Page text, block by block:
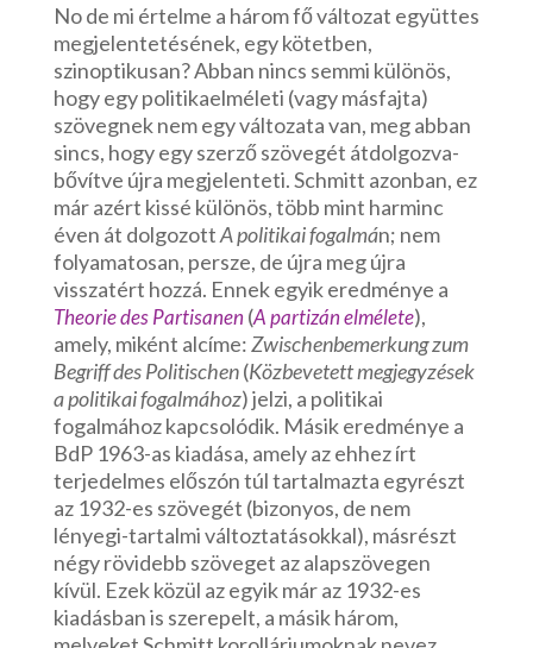
No de mi értelme a három fő változat együttes
megjelentetésének, egy kötetben,
szinoptikusan? Abban nincs semmi különös,
hogy egy politikaelméleti (vagy másfajta)
szövegnek nem egy változata van, meg abban
sincs, hogy egy szerző szövegét átdolgozva-
bővítve újra megjelenteti. Schmitt azonban, ez
már azért kissé különös, több mint harminc
éven át dolgozottA politikai fogalmán; nem
folyamatosan, persze, de újra meg újra
visszatért hozzá. Ennek egyik eredménye a
Theorie des Partisanen(A partizán elmélete),
amely, miként alcíme:Zwischenbemerkung zum
Begriff des Politischen(Közbevetett megjegyzések
a politikai fogalmához) jelzi, a politikai
fogalmához kapcsolódik. Másik eredménye a
BdP 1963-as kiadása, amely az ehhez írt
terjedelmes előszón túl tartalmazta egyrészt
az 1932-es szövegét (bizonyos, de nem
lényegi-tartalmi változtatásokkal), másrészt
négy rövidebb szöveget az alapszövegen
kívül. Ezek közül az egyik már az 1932-es
kiadásban is szerepelt, a másik három,